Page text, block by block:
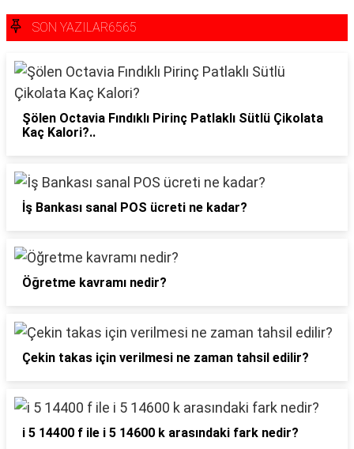
SON YAZILAR6565
Şölen Octavia Fındıklı Pirinç Patlaklı Sütlü Çikolata
Kaç Kalori?..
İş Bankası sanal POS ücreti ne kadar?
Öğretme kavramı nedir?
Çekin takas için verilmesi ne zaman tahsil edilir?
i 5 14400 f ile i 5 14600 k arasındaki fark nedir?